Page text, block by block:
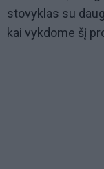
stovyklas su
kai vykdome šį